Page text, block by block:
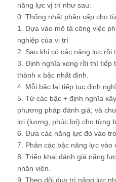
năng lực vị trí như sau:
0. Thống nhất phân cấp cho
1. Dựa vào mô tả công việc
nghiệp của vị trí
2. Sau khi có các năng lực
3. Định nghĩa xong rồi thì tiếp
thành x bậc nhất định.
4. Mỗi bậc lại tiếp tục định
5. Từ các bậc + định nghĩa
phương pháp đánh giá, và
lợi (lương, phúc lợi) cho từng
6. Đưa các năng lực đó vào
7. Phân các bậc năng lực
8. Triển khai đánh giá năng
nhân viên.
9. Theo dõi duy trì năng lực